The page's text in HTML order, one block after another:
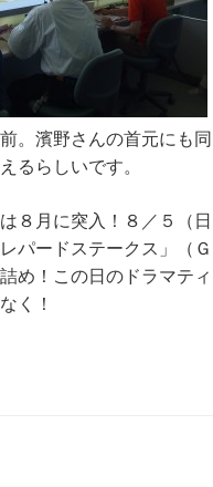
。濱野さんの首元にも
るらしいです。
８月に突入！８／５（
パードステークス」（
め！この日のドラマテ
く！